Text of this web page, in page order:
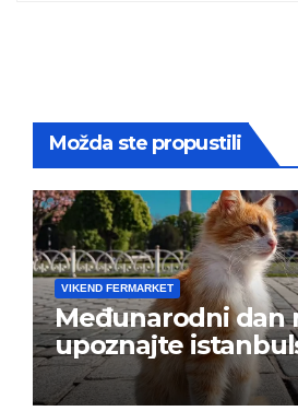
Možda ste propustili
VIKEND FERMARKET
Međunarodni dan
upoznajte